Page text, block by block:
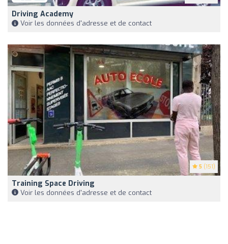
Driving Academy
Voir les données d'adresse et de contact
5 (151)
Training Space Driving
Voir les données d'adresse et de contact